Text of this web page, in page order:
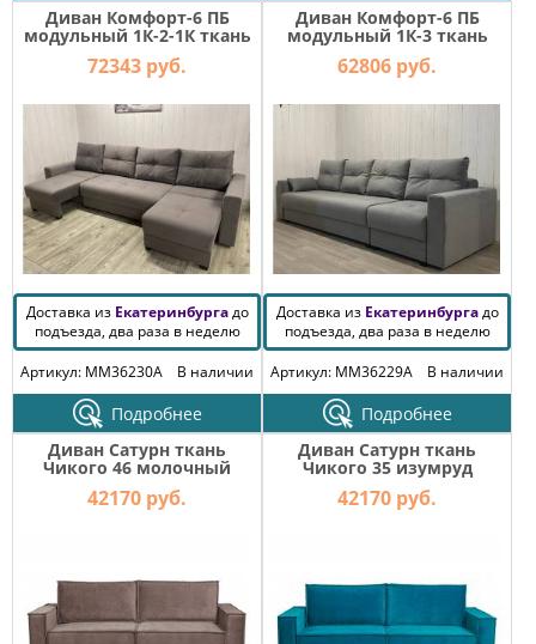
Диван Комфорт-6 ПБ
модульный 1К-2-1К ткань
Monaco 12
72343 руб.
Доставка из Екатеринбургадо
подъезда, два раза в неделю
Артикул: MM36230A
В наличии
Подробнее
Диван Комфорт-6 ПБ
модульный 1К-3 ткань
monaco 6
62806 руб.
Доставка из Екатеринбургадо
подъезда, два раза в неделю
Артикул: MM36229A
В наличии
Подробнее
Диван Сатурн ткань
Чикого 46 молочный
шоколад
42170 руб.
Диван Сатурн ткань
Чикого 35 изумруд
42170 руб.